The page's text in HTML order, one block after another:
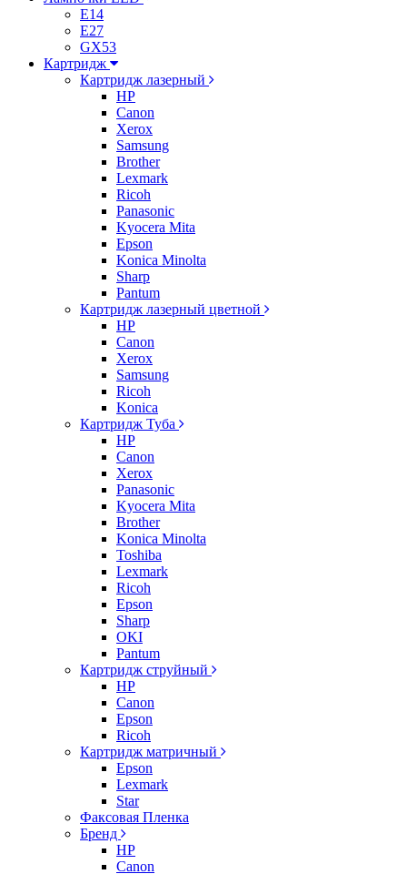
E14
E27
GX53
Картридж
Картридж лазерный
HP
Canon
Xerox
Samsung
Brother
Lexmark
Ricoh
Panasonic
Kyocera Mita
Epson
Konica Minolta
Sharp
Pantum
Картридж лазерный цветной
HP
Canon
Xerox
Samsung
Ricoh
Konica
Картридж Туба
HP
Canon
Xerox
Panasonic
Kyocera Mita
Brother
Konica Minolta
Toshiba
Lexmark
Ricoh
Epson
Sharp
OKI
Pantum
Картридж струйный
HP
Canon
Epson
Ricoh
Картридж матричный
Epson
Lexmark
Star
Факсовая Пленка
Бренд
HP
Canon